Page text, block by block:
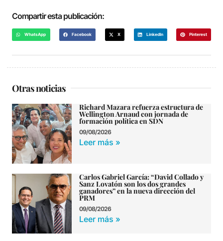
Compartir esta publicación:
WhatsApp Facebook X LinkedIn Pinterest
Otras noticias
Richard Mazara refuerza estructura de
Wellington Arnaud con jornada de
formación política en SDN
09/08/2026
Leer más »
Carlos Gabriel García: “David Collado y
Sanz Lovatón son los dos grandes
ganadores” en la nueva dirección del
PRM
09/08/2026
Leer más »